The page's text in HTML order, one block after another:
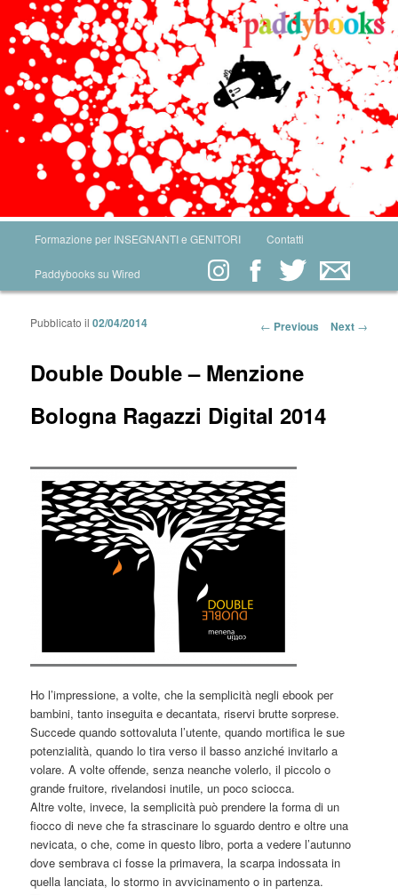
Skip to primary content
Skip to secondary content
Formazione per INSEGNANTI e GENITORI Contatti
Paddybooks su Wired
Post navigation
← Previous Next →
Double Double – Menzione
Bologna Ragazzi Digital 2014
Pubblicato il02/04/2014
Ho l’impressione, a volte, che la semplicità negli ebook per
bambini, tanto inseguita e decantata, riservi brutte sorprese.
Succede quando sottovaluta l’utente, quando mortifica le sue
potenzialità, quando lo tira verso il basso anziché invitarlo a
volare. A volte offende, senza neanche volerlo, il piccolo o
grande fruitore, rivelandosi inutile, un poco sciocca.
Altre volte, invece, la semplicità può prendere la forma di un
fiocco di neve che fa strascinare lo sguardo dentro e oltre una
nevicata, o che, come in questo libro, porta a vedere l’autunno
dove sembrava ci fosse la primavera, la scarpa indossata in
quella lanciata, lo stormo in avvicinamento o in partenza.